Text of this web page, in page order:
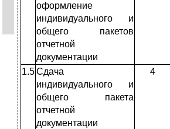
оформление
индивидуального и
общего пакетов
отчетной
документации
1.5Сдача
индивидуального и
общего пакета
отчетной
документации
4